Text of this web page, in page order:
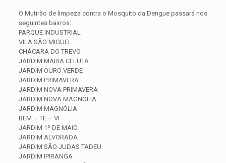
O Mutirão de limpeza contra o Mosquito da Dengue passará nos
seguintes bairros:
PARQUE INDUSTRIAL
VILA SÃO MIGUEL
CHÁCARA DO TREVO
JARDIM MARIA CELUTA
JARDIM OURO VERDE
JARDIM PRIMAVERA
JARDIM NOVA PRIMAVERA
JARDIM NOVA MAGNÓLIA
JARDIM MAGNÓLIA
BEM – TE – VI
JARDIM 1º DE MAIO
JARDIM ALVORADA
JARDIM SÃO JUDAS TADEU
JARDIM IPIRANGA